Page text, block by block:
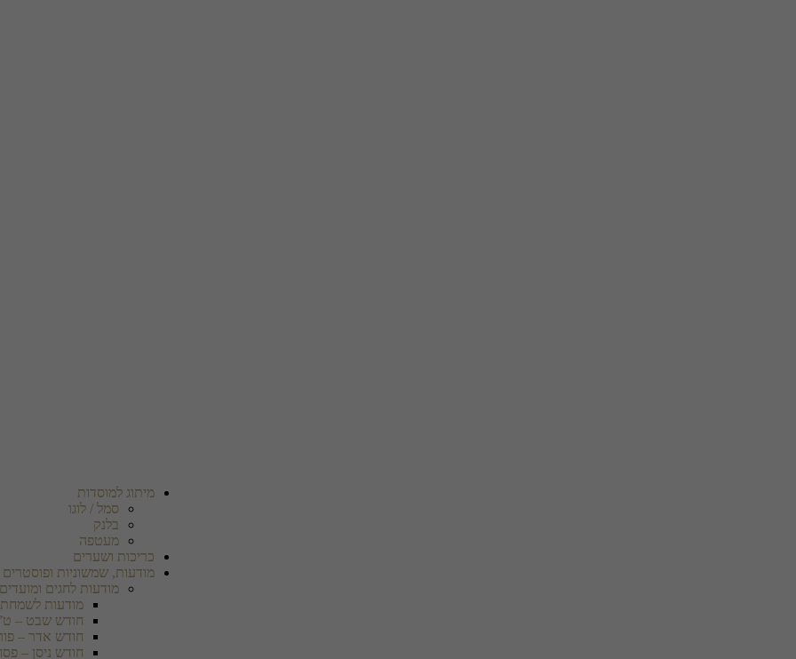
מיתוג למוסדות
סמל / לוגו
בלנק
מעטפה
כריכות ושערים
מודעות, שמשוניות ופוסטרים
מודעות לחגים ומועדים
מודעות
חודש שבט –
חודש אדר –
חודש ניסן –